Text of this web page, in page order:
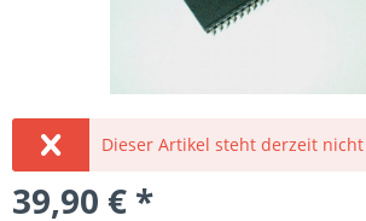
Dieser Artikel steht derzeit
39,90 € *